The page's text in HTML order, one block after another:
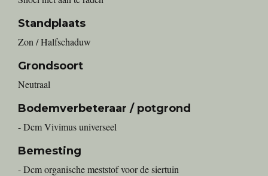
Standplaats
Zon / Halfschaduw
Grondsoort
Neutraal
Bodemverbeteraar / potgrond
- Dcm Vivimus universeel
Bemesting
- Dcm organische meststof voor de siertuin